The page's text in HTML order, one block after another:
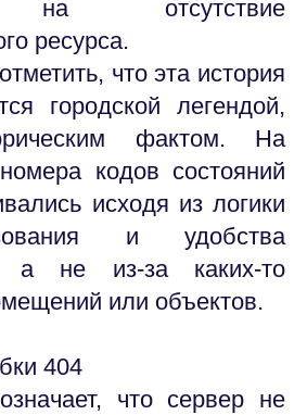
на отсутствие
ресурса.
что эта история
городской легендой,
фактом. На
кодов состояний
исходя из логики
и удобства
а не из-за каких-то
или объектов.
404
что сервер не